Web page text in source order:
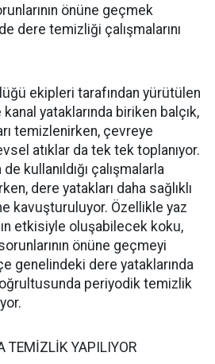
önüne geçmek
dere temizliği çalışmalarını
ekipleri tarafından yürütülen
yataklarında biriken balçık,
temizlenirken, çevreye
atıklar da tek tek toplanıyor.
kullanıldığı çalışmalarla
dere yatakları daha sağlıklı
kavuşturuluyor. Özellikle yaz
etkisiyle oluşabilecek koku,
önüne geçmeyi
genelindeki dere yataklarında
periyodik temizlik
TEMİZLİK YAPILIYOR